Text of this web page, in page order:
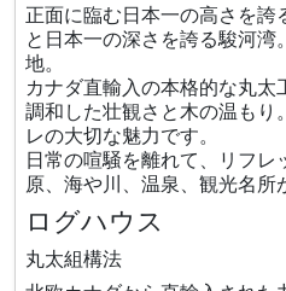
正面に臨む日本一の高さを
と日本一の深さを誇る駿河
地。
カナダ直輸入の本格的な丸太
調和した壮観さと木の温もり
レの大切な魅力です。
日常の喧騒を離れて、リフレ
原、海や川、温泉、観光名所
ログハウス
丸太組構法